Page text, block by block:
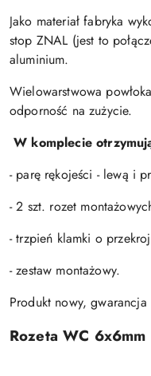
Jako materiał fabryka
stop ZNAL (jest to
aluminium.
Wielowarstwowa
odporność na zużycie.
W komplecie
- parę rękojeści - lewą i
- 2 szt. rozet
- trzpień klamki o
- zestaw montażowy.
Produkt nowy,
Rozeta WC 6x6mm